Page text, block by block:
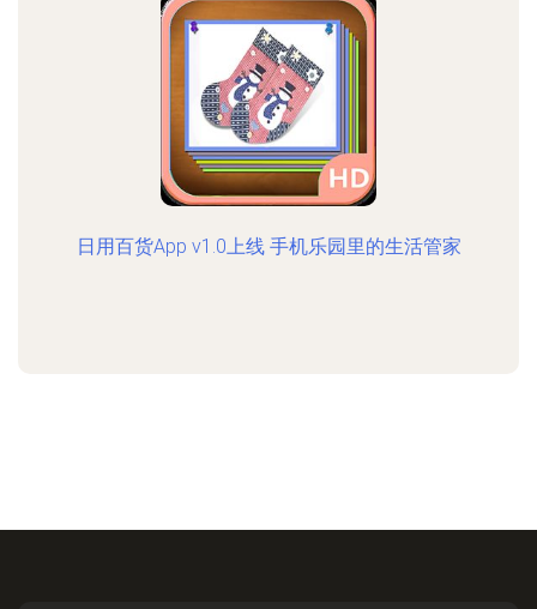
日用百货App v1.0上线 手机乐园里的生活管家